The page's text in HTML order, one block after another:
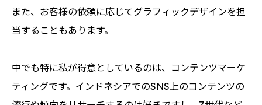
また、お客様の依頼に応じてグラフィックデザインを担
当することもあります。
中でも特に私が得意としているのは、コンテンツマーケ
ティングです。インドネシアでのSNS上のコンテンツの